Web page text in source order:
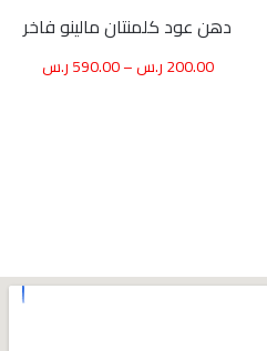
دهن عود كلمنتان مالينو فاخر
200.00ر.س–
590.00ر.س